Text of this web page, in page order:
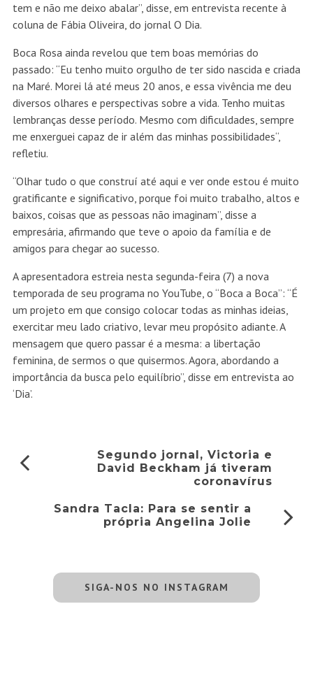
tem e não me deixo abalar”, disse, em entrevista recente à
coluna de Fábia Oliveira, do jornal O Dia.
Boca Rosa ainda revelou que tem boas memórias do
passado: “Eu tenho muito orgulho de ter sido nascida e criada
na Maré. Morei lá até meus 20 anos, e essa vivência me deu
diversos olhares e perspectivas sobre a vida. Tenho muitas
lembranças desse período. Mesmo com dificuldades, sempre
me enxerguei capaz de ir além das minhas possibilidades“,
refletiu.
“Olhar tudo o que construí até aqui e ver onde estou é muito
gratificante e significativo, porque foi muito trabalho, altos e
baixos, coisas que as pessoas não imaginam”, disse a
empresária, afirmando que teve o apoio da família e de
amigos para chegar ao sucesso.
A apresentadora estreia nesta segunda-feira (7) a nova
temporada de seu programa no YouTube, o “Boca a Boca”: “É
um projeto em que consigo colocar todas as minhas ideias,
exercitar meu lado criativo, levar meu propósito adiante. A
mensagem que quero passar é a mesma: a libertação
feminina, de sermos o que quisermos. Agora, abordando a
importância da busca pelo equilíbrio”, disse em entrevista ao
‘Dia’.
Segundo jornal, Victoria e
David Beckham já tiveram
coronavírus
Sandra Tacla: Para se sentir a
própria Angelina Jolie
SIGA-NOS NO INSTAGRAM